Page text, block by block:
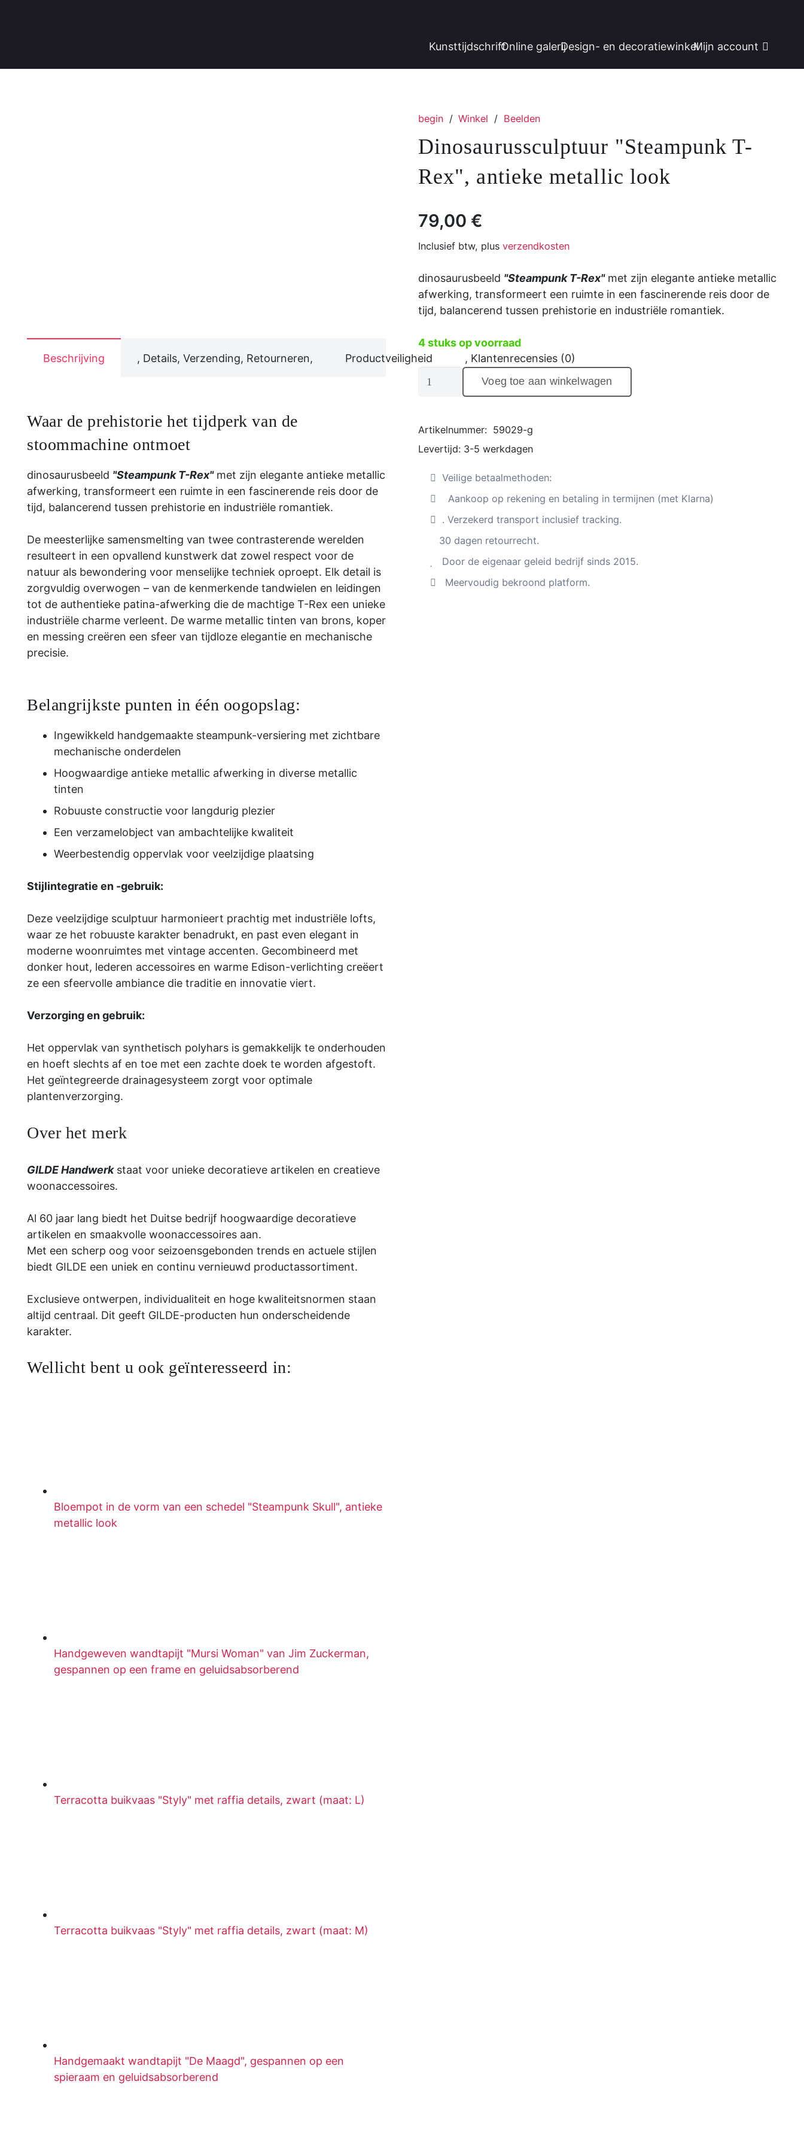
KunsttijdschriftOnline galerijDesign- en decoratiewinkelMijn account
Beschrijving , Details, Verzending, Retourneren, Productveiligheid , Klantenrecensies (0)
Waar de prehistorie het tijdperk van de
stoommachine ontmoet
dinosaurusbeeld "Steampunk T-Rex"met zijn elegante antieke metallic
afwerking, transformeert een ruimte in een fascinerende reis door de
tijd, balancerend tussen prehistorie en industriële romantiek.
De meesterlijke samensmelting van twee contrasterende werelden
resulteert in een opvallend kunstwerk dat zowel respect voor de
natuur als bewondering voor menselijke techniek oproept. Elk detail is
zorgvuldig overwogen – van de kenmerkende tandwielen en leidingen
tot de authentieke patina-afwerking die de machtige T-Rex een unieke
industriële charme verleent. De warme metallic tinten van brons, koper
en messing creëren een sfeer van tijdloze elegantie en mechanische
precisie.
Belangrijkste punten in één oogopslag:
Ingewikkeld handgemaakte steampunk-versiering met zichtbare
mechanische onderdelen
Hoogwaardige antieke metallic afwerking in diverse metallic
tinten
Robuuste constructie voor langdurig plezier
Een verzamelobject van ambachtelijke kwaliteit
Weerbestendig oppervlak voor veelzijdige plaatsing
Stijlintegratie en -gebruik:
Deze veelzijdige sculptuur harmonieert prachtig met industriële lofts,
waar ze het robuuste karakter benadrukt, en past even elegant in
moderne woonruimtes met vintage accenten. Gecombineerd met
donker hout, lederen accessoires en warme Edison-verlichting creëert
ze een sfeervolle ambiance die traditie en innovatie viert.
Verzorging en gebruik:
Het oppervlak van synthetisch polyhars is gemakkelijk te onderhouden
en hoeft slechts af en toe met een zachte doek te worden afgestoft.
Het geïntegreerde drainagesysteem zorgt voor optimale
plantenverzorging.
Over het merk
GILDE Handwerk staat voor unieke decoratieve artikelen en creatieve
woonaccessoires.
Al 60 jaar lang biedt het Duitse bedrijf hoogwaardige decoratieve
artikelen en smaakvolle woonaccessoires aan.
Met een scherp oog voor seizoensgebonden trends en actuele stijlen
biedt GILDE een uniek en continu vernieuwd productassortiment.
Exclusieve ontwerpen, individualiteit en hoge kwaliteitsnormen staan ​​
altijd centraal. Dit geeft GILDE-producten hun onderscheidende
karakter.
Wellicht bent u ook geïnteresseerd in:
Bloempot in de vorm van een schedel "Steampunk Skull", antieke
metallic look
Handgeweven wandtapijt "Mursi Woman" van Jim Zuckerman,
gespannen op een frame en geluidsabsorberend
Terracotta buikvaas "Styly" met raffia details, zwart (maat: L)
Terracotta buikvaas "Styly" met raffia details, zwart (maat: M)
Handgemaakt wandtapijt "De Maagd", gespannen op een
spieraam en geluidsabsorberend
begin / Winkel / Beelden
Dinosaurussculptuur "Steampunk T-
Rex", antieke metallic look
79,00 €
Inclusief btw, plus verzendkosten
dinosaurusbeeld "Steampunk T-Rex"met zijn elegante antieke metallic
afwerking, transformeert een ruimte in een fascinerende reis door de
tijd, balancerend tussen prehistorie en industriële romantiek.
4 stuks op voorraad
Dinosaurussculptuur
metallic
look,
Voeg toe aan winkelwagen
Artikelnummer: 59029-g
Levertijd: 3-5 werkdagen
Veilige betaalmethoden:
Aankoop op rekening en betaling in termijnen (met Klarna)
. Verzekerd transport inclusief tracking.
30 dagen retourrecht.
Door de eigenaar geleid bedrijf sinds 2015.
Meervoudig bekroond platform.